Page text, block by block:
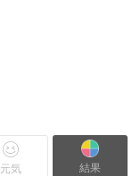
元気 結果